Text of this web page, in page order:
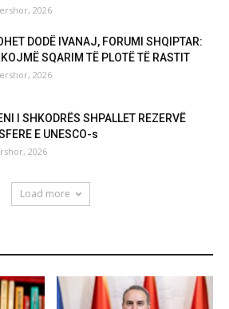
2026
DODË IVANAJ, FORUMI SHQIPTAR:
SQARIM TË PLOTË TË RASTIT
2026
I SHKODRËS SHPALLET REZERVË
E UNESCO-s
2026
Load more